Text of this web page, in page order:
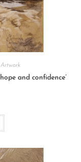
and confidence’